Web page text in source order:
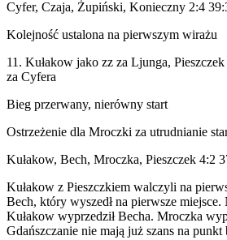
Cyfer, Czaja, Żupiński, Konieczny 2:4
Kolejność ustalona na pierwszym wirażu
11. Kułakow jako zz za Ljunga,
za Cyfera
Bieg przerwany, nierówny start
Ostrzeżenie dla Mroczki za utrudnianie
Kułakow, Bech, Mroczka, Pieszczek 4:2
Kułakow z Pieszczkiem walczyli na
Bech, który wyszedł na pierwsze
Kułakow wyprzedził Becha. Mroczka
Gdańszczanie nie mają już szans na